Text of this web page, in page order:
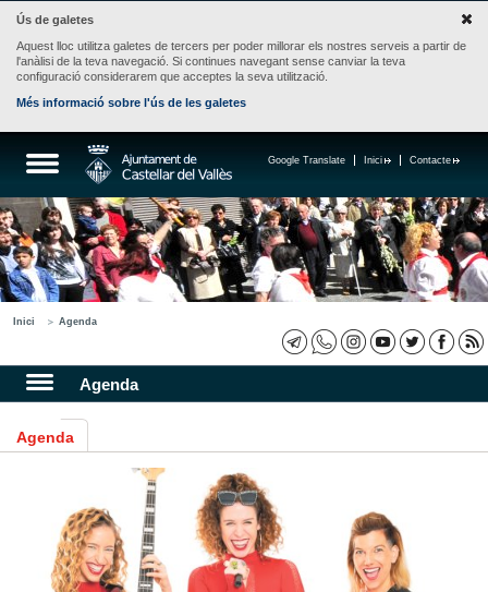
Ús de galetes
Aquest lloc utilitza galetes de tercers per poder millorar els nostres serveis a partir de
l'anàlisi de la teva navegació. Si continues navegant sense canviar la teva
configuració considerarem que acceptes la seva utilització.
Més informació sobre l'ús de les galetes
Contacte
Inici
Google Translate
Inici Agenda
Agenda
Agenda